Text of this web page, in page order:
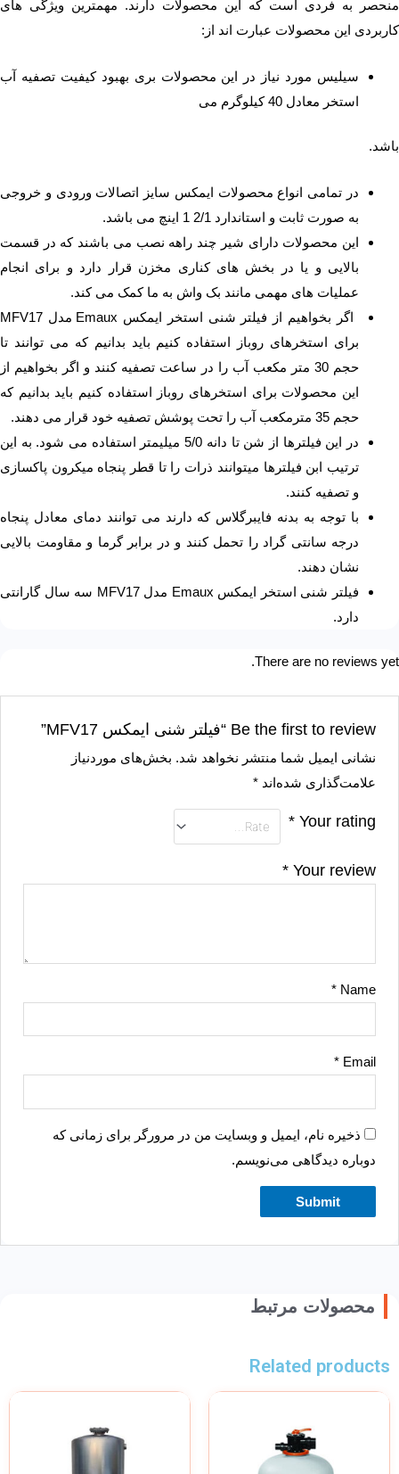
منحصر به فردی است که این محصولات دارند. مهمترین ویژگی های
کاربردی این محصولات عبارت اند از:
سیلیس مورد نیاز در این محصولات بری بهبود کیفیت تصفیه آب
استخر معادل 40 کیلوگرم می
باشد.
در تمامی انواع محصولات ایمکس سایز اتصالات ورودی و خروجی
به صورت ثابت و استاندارد 2/1 1 اینچ می باشد.
این محصولات دارای شیر چند راهه نصب می باشند که در قسمت
بالایی و یا در بخش های کناری مخزن قرار دارد و برای انجام
عملیات های مهمی مانند بک واش به ما کمک می کند.
اگر بخواهیم از فیلتر شنی استخر ایمکس Emaux مدل MFV17
برای استخرهای روباز استفاده کنیم باید بدانیم که می توانند تا
حجم 30 متر مکعب آب را در ساعت تصفیه کنند و اگر بخواهیم از
این محصولات برای استخرهای روباز استفاده کنیم باید بدانیم که
حجم 35 مترمکعب آب را تحت پوشش تصفیه خود قرار می دهند.
در این فیلترها از شن تا دانه 5/0 میلیمتر استفاده می شود. به این
ترتیب ابن فیلترها میتوانند ذرات را تا قطر پنجاه میکرون پاکسازی
و تصفیه کنند.
با توجه به بدنه فایبرگلاس که دارند می توانند دمای معادل پنجاه
درجه سانتی گراد را تحمل کنند و در برابر گرما و مقاومت بالایی
نشان دهند.
فیلتر شنی استخر ایمکس Emaux مدل MFV17 سه سال گارانتی
دارد.
There are no reviews yet.
Be the first to review “فیلتر شنی ایمکس MFV17”
نشانی ایمیل شما منتشر نخواهد شد. بخش‌های موردنیاز
علامت‌گذاری شده‌اند*
Your rating
*
Your review
*
Name
*
Email
*
ذخیره نام، ایمیل و وبسایت من در مرورگر برای زمانی که
دوباره دیدگاهی می‌نویسم.
محصولات مرتبط
Related products